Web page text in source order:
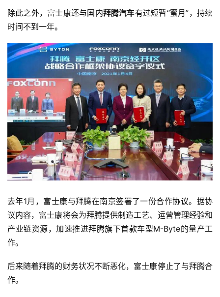
新
能
源
评
测
师
旅
家
车
讯
快
登录 注册
除此之外，富士康还与国内拜腾汽车有过短暂“蜜月”，持续
时间不到一年。
去年1月，富士康与拜腾在南京签署了一份合作协议。据协
议内容，富士康将会为拜腾提供制造工艺、运营管理经验和
产业链资源，加速推进拜腾旗下首款车型M-Byte的量产工
作。
后来随着拜腾的财务状况不断恶化，富士康停止了与拜腾合
作。